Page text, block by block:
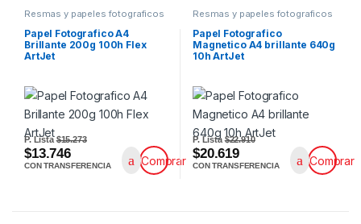
Resmas y papeles fotograficos
Papel Fotografico A4
Brillante 200g 100h Flex
ArtJet
P. Lista$15.273
$13.746
CON TRANSFERENCIA Comprar
Resmas y papeles fotograficos
Papel Fotografico
Magnetico A4 brillante 640g
10h ArtJet
P. Lista$22.910
$20.619
CON TRANSFERENCIA Comprar